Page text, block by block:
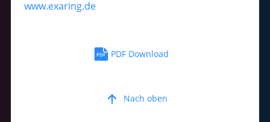
www.exaring.de
PDF Download
Nach oben